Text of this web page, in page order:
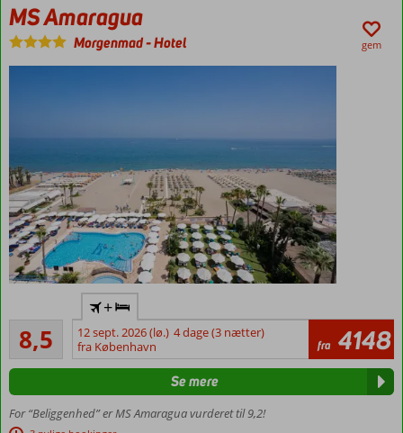
centrum
Suiter
ekstra
services
MS Amaragua
Morgenmad-Hotel gem
stranden
Mellem
Torremolinos
Benalmadena
Fantastisk
8,5
Alletiders
330
anmeldelser
+
12 sept. 2026 (lø.) 4 dage (3 nætter)
fra København
fra 4148
For “Beliggenhed” er MS Amaragua vurderet til 9,2!
Se mere